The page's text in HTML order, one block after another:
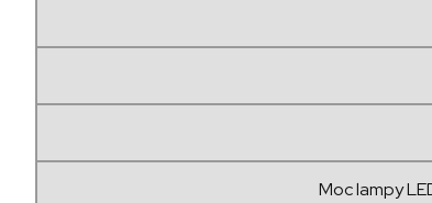
Moc lampy